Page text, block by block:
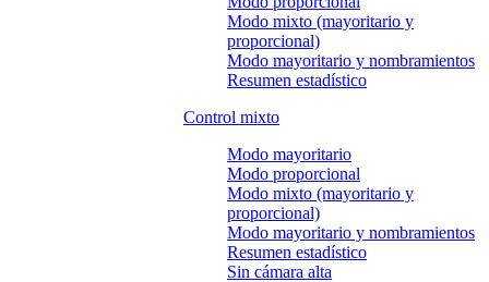
Modo mixto (mayoritario y
proporcional)
Modo mayoritario y nombramientos
Resumen estadístico
Control mixto
Modo mayoritario
Modo proporcional
Modo mixto (mayoritario y
proporcional)
Modo mayoritario y nombramientos
Resumen estadístico
Sin cámara alta